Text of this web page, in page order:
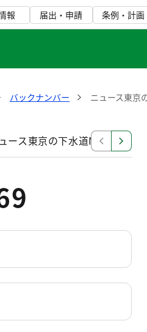
報 届出・申請 条例・計
バックナンバー ニュース東京
ース東京の下水道No.267